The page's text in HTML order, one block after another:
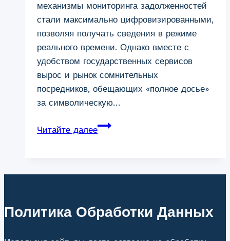
механизмы мониторинга задолженностей
стали максимально цифровизированными,
позволяя получать сведения в режиме
реального времени. Однако вместе с
удобством государственных сервисов
вырос и рынок сомнительных
посредников, обещающих «полное досье»
за символическую…
Читайте далееПроверка
личных
финансов
Политика Обработки Данных